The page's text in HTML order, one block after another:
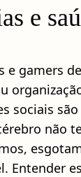
e
gamers
sociais
não
Entender